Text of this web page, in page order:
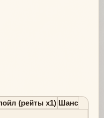
(рейты х1) Шанс